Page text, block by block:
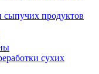
сыпучих продуктов
сухих